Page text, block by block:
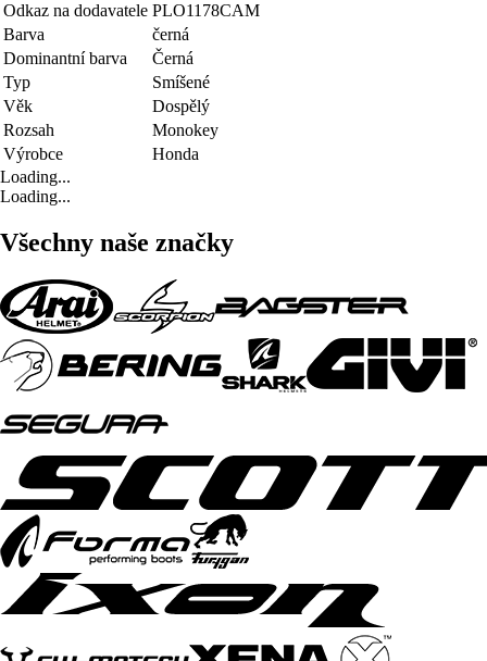
Odkaz na dodavatele PLO1178CAM
Barva
černá
Dominantní barva
Černá
Typ
Smíšené
Věk
Dospělý
Rozsah
Monokey
Výrobce
Honda
Loading...
Loading...
Všechny naše značky